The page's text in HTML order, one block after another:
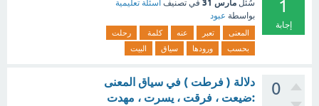
1
إجابة
سُئل مارس 31 في تصنيف أسئلة تعليمية
بواسطة عبود
المعنى تعبر عنه كلمة
رحلت
بحسب
ورودها سياق البيت
0
دلالة ( فرطت ) في سياق المعنى
:ضيعت ، فرقت ، يسرت ، مهدت